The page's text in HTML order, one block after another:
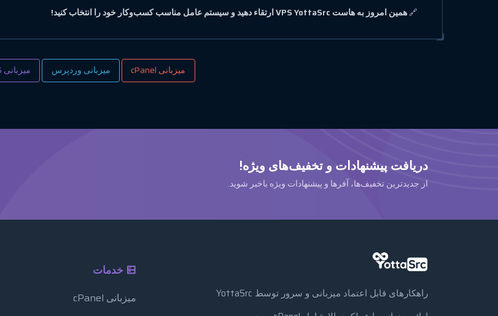
🔗همین امروز به هاست VPS YottaSrc ارتقاء دهید و سیستم عامل مناسب کسب‌وکار خود را انتخاب کنید!
میزبانی cPanel میزبانی وردپرس میزبانی VPS
دریافت پیشنهادات و تخفیف‌های ویژه!
از جدیدترین تخفیف‌ها، آفرها و پیشنهادات ویژه باخبر شوید.
راهکارهای قابل اعتماد میزبانی و سرور توسط YottaSrc
خدمات
میزبانی cPanel